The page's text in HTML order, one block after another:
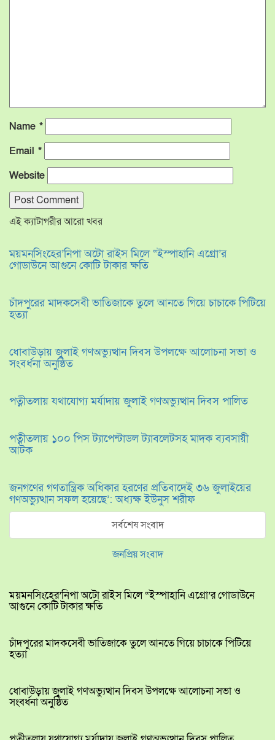
Name *
Email *
Website
এই ক্যাটাগরীর আরো খবর
ময়মনসিংহের’নিপা অটো রাইস মিলে “ইস্পাহানি এগ্রো’র
গোডাউনে আগুনে কোটি টাকার ক্ষতি
চাঁদপুরের মাদকসেবী ভাতিজাকে তুলে আনতে গিয়ে চাচাকে পিটিয়ে
হত্যা
ধোবাউড়ায় জুলাই গণঅভ্যুত্থান দিবস উপলক্ষে আলোচনা সভা ও
সংবর্ধনা অনুষ্ঠিত
পত্নীতলায় যথাযোগ্য মর্যাদায় জুলাই গণঅভ্যুত্থান দিবস পালিত
পত্নীতলায় ১০০ পিস ট্যাপেন্টাডল ট্যাবলেটসহ মাদক ব্যবসায়ী
আটক
জনগণের গণতান্ত্রিক অধিকার হরণের প্রতিবাদেই ৩৬ জুলাইয়ের
গণঅভ্যুত্থান সফল হয়েছে’: অধ্যক্ষ ইউনুস শরীফ
সর্বশেষ সংবাদ
জনপ্রিয় সংবাদ
ময়মনসিংহের’নিপা অটো রাইস মিলে “ইস্পাহানি এগ্রো’র গোডাউনে
আগুনে কোটি টাকার ক্ষতি
চাঁদপুরের মাদকসেবী ভাতিজাকে তুলে আনতে গিয়ে চাচাকে পিটিয়ে
হত্যা
ধোবাউড়ায় জুলাই গণঅভ্যুত্থান দিবস উপলক্ষে আলোচনা সভা ও
সংবর্ধনা অনুষ্ঠিত